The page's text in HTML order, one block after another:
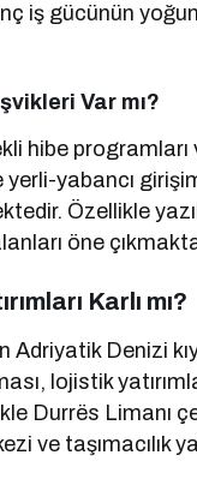
iş gücünün
Var mı?
hibe programları
yerli-yabancı
Özellikle
öne
Karlı mı?
Adriyatik Denizi
lojistik
Durrës Limanı
ve taşımacılık